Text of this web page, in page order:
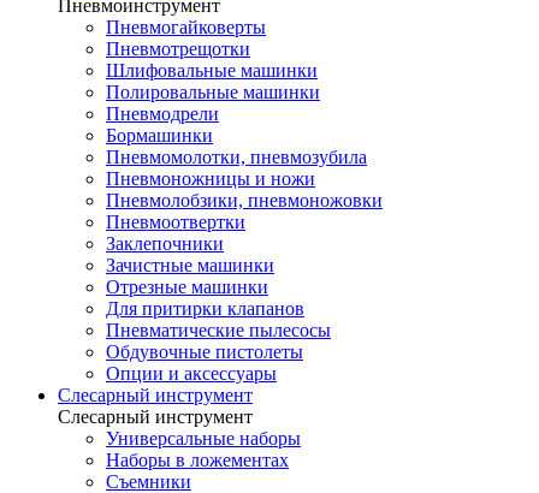
Пневмоинструмент
Пневмогайковерты
Пневмотрещотки
Шлифовальные машинки
Полировальные машинки
Пневмодрели
Бормашинки
Пневмомолотки, пневмозубила
Пневмоножницы и ножи
Пневмолобзики, пневмоножовки
Пневмоотвертки
Заклепочники
Зачистные машинки
Отрезные машинки
Для притирки клапанов
Пневматические пылесосы
Обдувочные пистолеты
Опции и аксессуары
Слесарный инструмент
Слесарный инструмент
Универсальные наборы
Наборы в ложементах
Съемники